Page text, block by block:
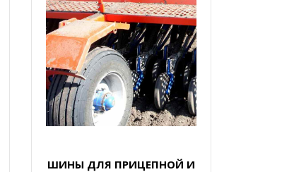
ШИНЫ ДЛЯ ПРИЦЕПНОЙ И